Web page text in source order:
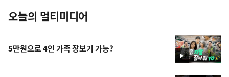
오늘의 멀티미디어
영
상
5만원으로 4인 가족 장보기 가능?